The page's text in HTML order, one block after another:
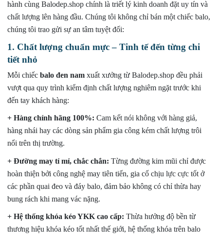
hành cùng Balodep.shop chính là triết lý kinh doanh đặt uy tín và
chất lượng lên hàng đầu. Chúng tôi không chỉ bán một chiếc balo,
chúng tôi trao gửi sự an tâm tuyệt đối:
1. Chất lượng chuẩn mực – Tinh tế đến từng chi
tiết nhỏ
Mỗi chiếc balo đen nam xuất xưởng từ Balodep.shop đều phải
vượt qua quy trình kiểm định chất lượng nghiêm ngặt trước khi
đến tay khách hàng:
+ Hàng chính hãng 100%: Cam kết nói không với hàng giả,
hàng nhái hay các dòng sản phẩm gia công kém chất lượng trôi
nổi trên thị trường.
+ Đường may tỉ mỉ, chắc chắn: Từng đường kim mũi chỉ được
hoàn thiện bởi công nghệ may tiên tiến, gia cố chịu lực cực tốt ở
các phần quai đeo và đáy balo, đảm bảo không có chỉ thừa hay
bung rách khi mang vác nặng.
+ Hệ thống khóa kéo YKK cao cấp: Thừa hưởng độ bền từ
thương hiệu khóa kéo tốt nhất thế giới, hệ thống khóa trên balo